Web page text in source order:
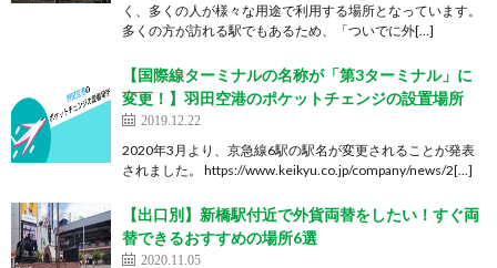
く、多くの人が様々な用途で利用する場所となっています。
多くの方が訪れる駅でもあるため、「ついでに外[…]
【国際線ターミナルの名称が「第3ターミナル」に
変更！】羽田空港のポケットチェンジの設置場所
2019.12.22
2020年3月より、京急線6駅の駅名が変更されることが発表
されました。 https://www.keikyu.co.jp/company/news/2[…]
【出口別】新橋駅付近で外貨両替をしたい！すぐ両
替できるおすすめの場所6選
2020.11.05